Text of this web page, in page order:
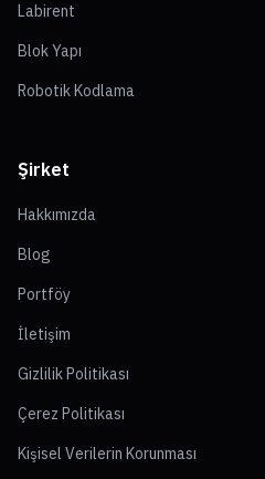
Labirent
Blok Yapı
Robotik Kodlama
Şirket
Hakkımızda
Blog
Portföy
İletişim
Gizlilik Politikası
Çerez Politikası
Kişisel Verilerin Korunması